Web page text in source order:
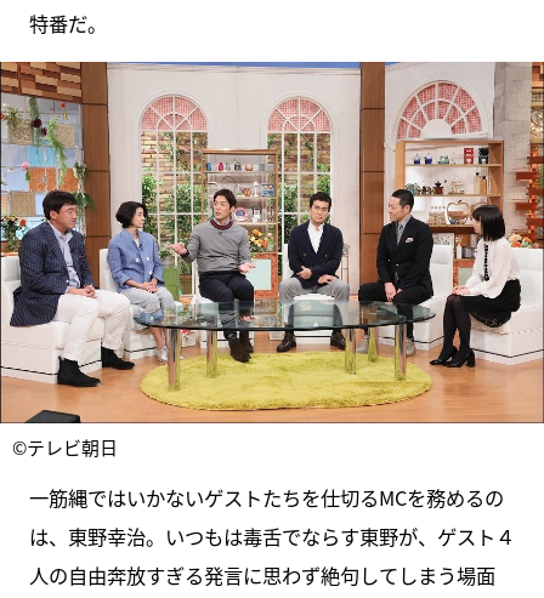
特番だ。
©テレビ朝日
一筋縄ではいかないゲストたちを仕切るMCを務めるの
は、東野幸治。いつもは毒舌でならす東野が、ゲスト４
人の自由奔放すぎる発言に思わず絶句してしまう場面